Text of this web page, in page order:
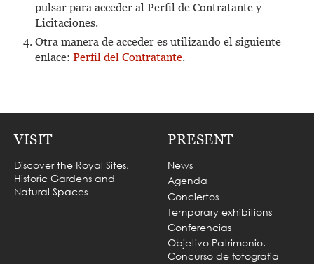
pulsar para acceder al Perfil de Contratante y
Licitaciones.
Otra manera de acceder es utilizando el siguiente
enlace: Perfil del Contratante.
VISIT
Discover the Royal Sites,
Historic Gardens and
Natural Spaces
PRESENT
News
Agenda
Conciertos
Temporary exhibitions
Conferencias
Objetivo Patrimonio.
Concurso de fotografía